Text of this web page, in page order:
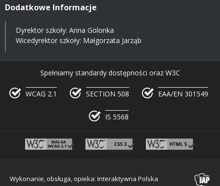
Dodatkowe Informacje
Dyrektor szkoły: Anna Golonka
Wicedyrektor szkoły: Małgorzata Jarząb
Spełniamy standardy dostępności oraz W3C
WCAG 2.1 SECTION 508 EAA/EN 301549
IS 5568
Wykonanie, obsługa, opieka: Interaktywna Polska